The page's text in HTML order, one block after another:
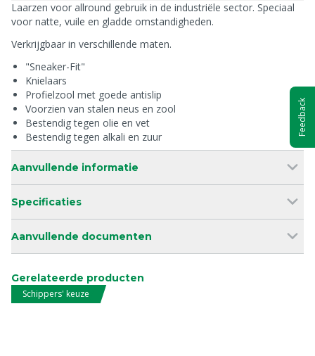
Laarzen voor allround gebruik in de industriële sector. Speciaal
voor natte, vuile en gladde omstandigheden.
Verkrijgbaar in verschillende maten.
"Sneaker-Fit"
Knielaars
Profielzool met goede antislip
Voorzien van stalen neus en zool
Bestendig tegen olie en vet
Bestendig tegen alkali en zuur
Aanvullende informatie
Specificaties
Aanvullende documenten
Gerelateerde producten
Schippers' keuze
Feedback